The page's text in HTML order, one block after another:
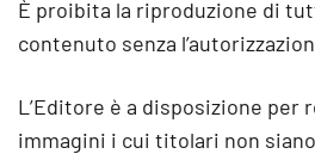
È proibita la riproduzione di
contenuto senza
L’Editore è a disposizione
immagini i cui titolari non